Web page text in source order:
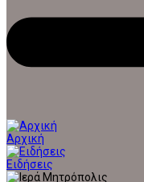
Αρχική
Ειδήσεις